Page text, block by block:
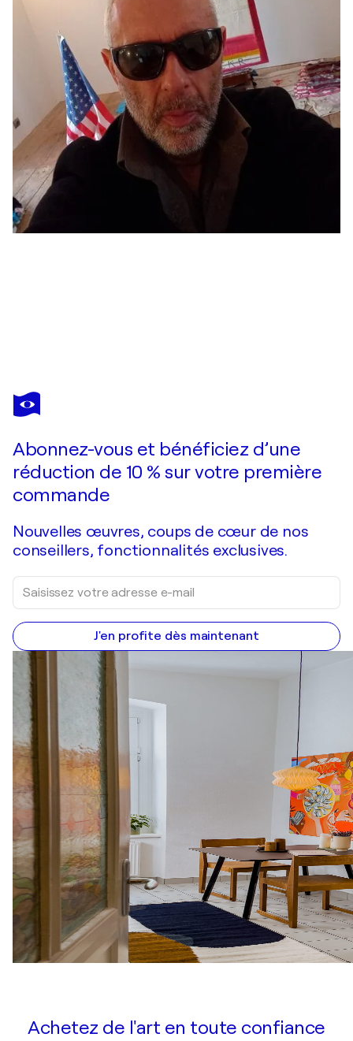
FRANCK RIVOAL
Jardin De Claude Monet en été à Giverny France
Abonnez-vous et bénéficiez d’une
réduction de 10 % sur votre première
commande
Nouvelles œuvres, coups de cœur de nos
conseillers, fonctionnalités exclusives.
J'en profite dès maintenant
Achetez de l'art en toute confiance